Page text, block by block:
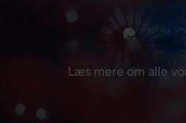
Læs mere om alle